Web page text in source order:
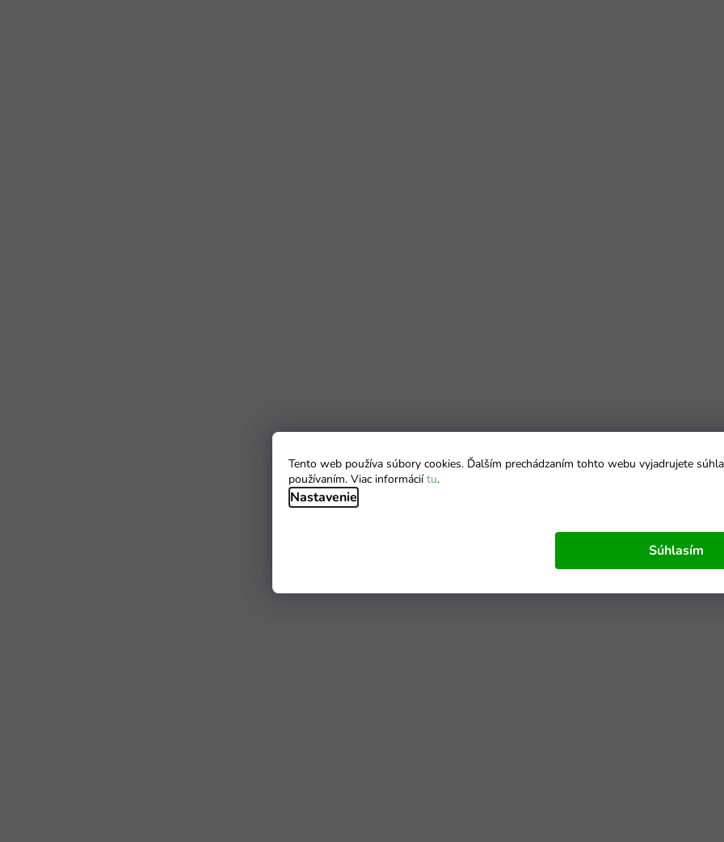
Tento web používa súbory cookies. Ďalším prechádzaním tohto webu vyjadrujete
používaním. Viac informáciítu.
Nastavenie
Súhlasím